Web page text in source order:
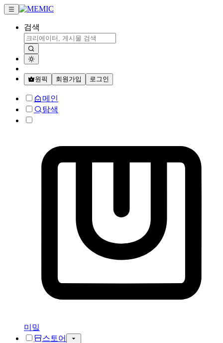
검색
원픽 회원가입 로그인
메인
탐색
미밐
스토어